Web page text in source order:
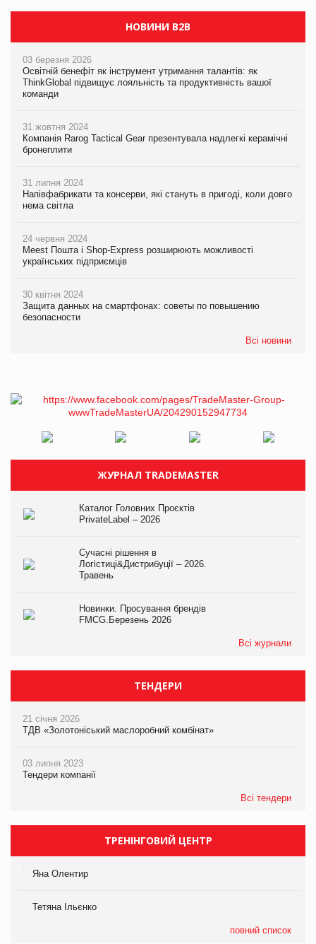
НОВИНИ B2B
03 березня 2026
Освітній бенефіт як інструмент утримання талантів: як
ThinkGlobal підвищує лояльність та продуктивність вашої
команди
31 жовтня 2024
Компанія Rarog Tactical Gear презентувала надлегкі керамічні
бронеплити
31 липня 2024
Напівфабрикати та консерви, які стануть в пригоді, коли довго
нема світла
24 червня 2024
Meest Пошта і Shop-Express розширюють можливості
українських підприємців
30 квітня 2024
Защита данных на смартфонах: советы по повышению
безопасности
Всі новини
ЖУРНАЛ TRADEMASTER
Каталог Головних Проєктів
PrivateLabel – 2026
Сучасні рішення в
Логістиці&Дистрибуції – 2026.
Травень
Новинки. Просування брендів
FMCG.Березень 2026
Всі журнали
ТЕНДЕРИ
21 січня 2026
ТДВ «Золотоніський маслоробний комбінат»
03 липня 2023
Тендери компанії
Всі тендери
ТРЕНІНГОВИЙ ЦЕНТР
Яна Олентир
Тетяна Ільєнко
повний список